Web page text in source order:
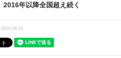
年以降全国超え続く
2018.06.01